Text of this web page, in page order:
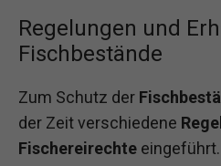
Regelungen und
Fischbestände
Zum Schutz der
der Zeit verschiedene
Fischereirechte eingeführt.